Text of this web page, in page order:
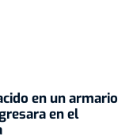
en un armario
en el